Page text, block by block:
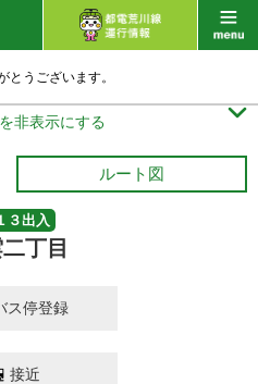
とうございます。
非表示にする 
ルート図
３出入
丁目
ス停登録
接近